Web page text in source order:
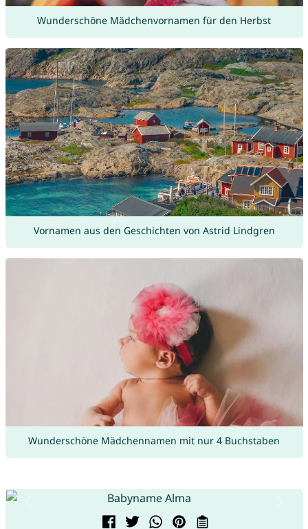
Wunderschöne Mädchenvornamen für den Herbst
Vornamen aus den Geschichten von Astrid Lindgren
Wunderschöne Mädchennamen mit nur 4 Buchstaben